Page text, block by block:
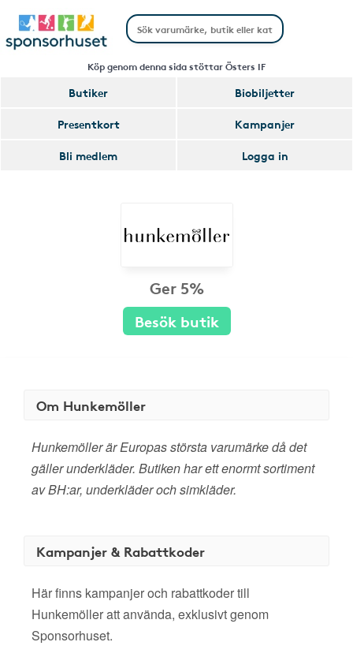
Köp genom denna sida stöttar Östers IF
Butiker
Biobiljetter
Presentkort
Kampanjer
Bli medlem
Logga in
Ger 5%
Besök butik
Om Hunkemöller
Hunkemöller är Europas största varumärke då det
gäller underkläder. Butiken har ett enormt sortiment
av BH:ar, underkläder och simkläder.
Kampanjer & Rabattkoder
Här finns kampanjer och rabattkoder till
Hunkemöller att använda, exklusivt genom
Sponsorhuset.